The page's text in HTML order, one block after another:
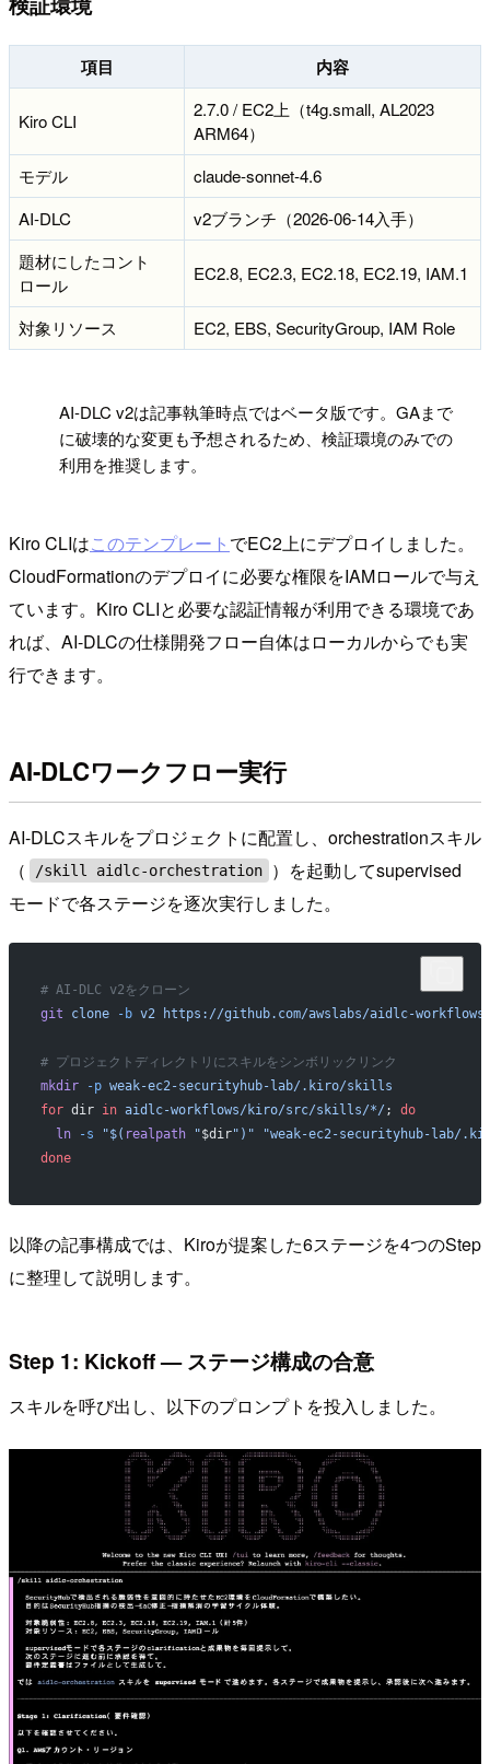
項目 内容
Kiro CLI
2.7.0 / EC2上（t4g.small, AL2023
ARM64）
モデル
claude-sonnet-4.6
AI-DLC
v2ブランチ（2026-06-14入手）
題材にしたコント
ロール
EC2.8, EC2.3, EC2.18, EC2.19, IAM.1
対象リソース EC2, EBS, SecurityGroup, IAM Role
AI-DLC v2は記事執筆時点ではベータ版です。GAまで
に破壊的な変更も予想されるため、検証環境のみでの
利用を推奨します。
Kiro CLIはこのテンプレート でEC2上にデプロイしました。
CloudFormationのデプロイに必要な権限をIAMロールで与え
ています。Kiro CLIと必要な認証情報が利用できる環境であ
れば、AI-DLCの仕様開発フロー自体はローカルからでも実
行できます。
AI-DLCワークフロー実行
AI-DLCスキルをプロジェクトに配置し、orchestrationスキル
（
/skill aidlc-orchestration
）を起動してsupervised
モードで各ステージを逐次実行しました。
# AI-DLC v2をクローン
git clone -b v2 https://github.com/awslabs/aidlc-
# プロジェクトディレクトリにスキルをシンボリックリンク
mkdir -p weak-ec2-securityhub-lab/.kiro/skills
for dir in aidlc-workflows/kiro/src/skills/*/ ; do
  ln
-s "$( realpath "$dir")" "weak-ec2-securityhub-lab/
done
以降の記事構成では、Kiroが提案した6ステージを4つのStep
に整理して説明します。
Step 1: Kickoff — ステージ構成の合意
スキルを呼び出し、以下のプロンプトを投入しました。